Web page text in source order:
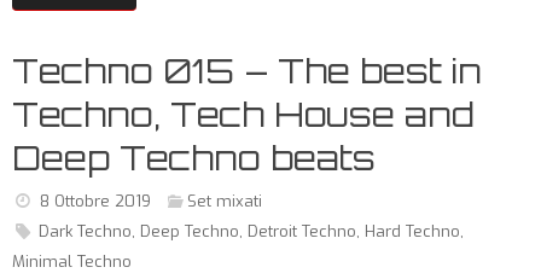
Techno 015 – The best in
Techno, Tech House and
Deep Techno beats
8 Ottobre 2019
Set mixati
Dark Techno, Deep Techno, Detroit Techno, Hard Techno,
Minimal Techno